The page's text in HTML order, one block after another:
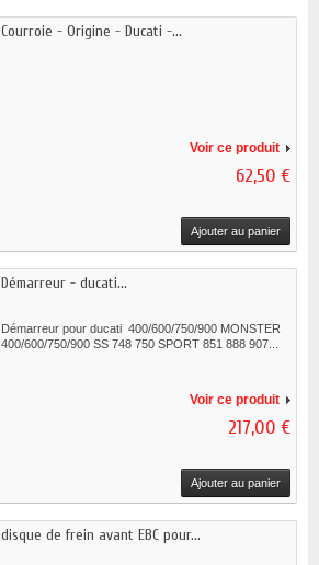
Courroie - Origine - Ducati -...
Voir ce produit
62,50 €
Ajouter au panier
Démarreur - ducati...
Démarreur pour ducati 400/600/750/900 MONSTER
400/600/750/900 SS 748 750 SPORT 851 888 907...
Voir ce produit
217,00 €
Ajouter au panier
disque de frein avant EBC pour...